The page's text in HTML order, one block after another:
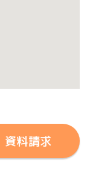
資料請求